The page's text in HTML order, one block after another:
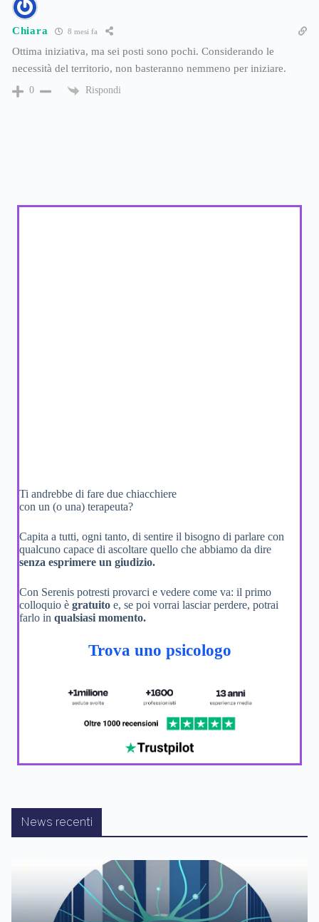
Chiara 8 mesi fa
Ottima iniziativa, ma sei posti sono pochi. Considerando le
necessità del territorio, non basteranno nemmeno per iniziare.
0 Rispondi
Ti andrebbe di fare due chiacchiere
con un (o una) terapeuta?
Capita a tutti, ogni tanto, di sentire il bisogno di parlare con
qualcuno capace di ascoltare quello che abbiamo da dire
senza esprimere un giudizio.
Con Serenis potresti provarci e vedere come va: il primo
colloquio è gratuito e, se poi vorrai lasciar perdere, potrai
farlo in qualsiasi momento.
Trova uno psicologo
News recenti